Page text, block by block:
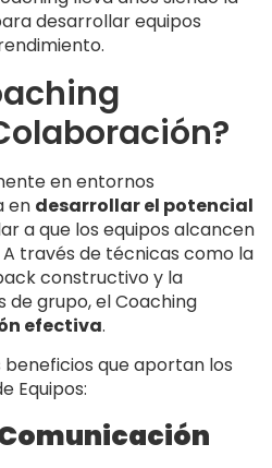
desarrollar equipos
en entornos
en desarrollar el potencial
a que los equipos alcancen
través de técnicas como la
constructivo y la
de grupo, el Coaching
efectiva.
beneficios que aportan los
Equipos: